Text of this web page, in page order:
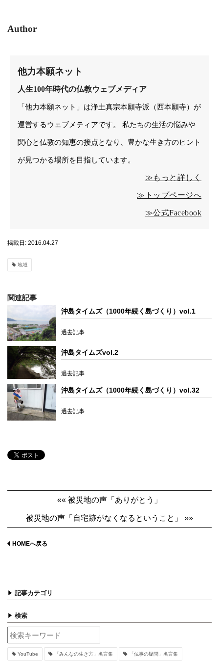
Author
他力本願ネット
人生100年時代の仏教ウェブメディア
「他力本願ネット」は浄土真宗本願寺派（西本願寺）が
運営するウェブメティアです。 私たちの生活の悩みや
関心と仏教の知恵の接点となり、豊かな生き方のヒント
が見つかる場所を目指しています。
≫もっと詳しく
≫トップページへ
≫公式Facebook
掲載日: 2016.04.27
地域
関連記事
沖島タイムズ（1000年続く島づくり）vol.1
過去記事
沖島タイムズvol.2
過去記事
沖島タイムズ（1000年続く島づくり）vol.32
過去記事
«« 被災地の声「ありがとう」
被災地の声「自宅跡がなくなるということ」 »»
HOMEへ戻る
記事カテゴリ
検索
YouTube 「みんなの生き方」名言集 「仏事の疑問」名言集